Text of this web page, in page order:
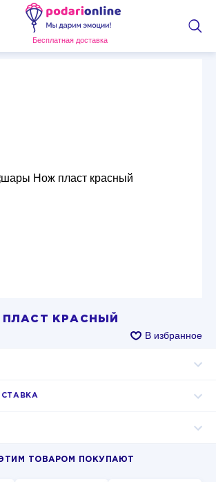
Бесплатная доставка
КРАСНЫЙ
В избранное
ТОВАРОМ ПОКУПАЮТ